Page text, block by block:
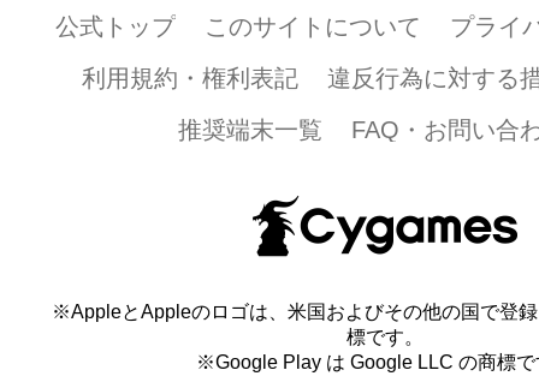
公式トップ このサイトについて
プライ
利用規約・権利表記
違反行為に対する
推奨端末一覧
FAQ・お問い合
※AppleとAppleのロゴは、米国およびその他の国で登
標です。
※Google Play は Google LLC の商標で